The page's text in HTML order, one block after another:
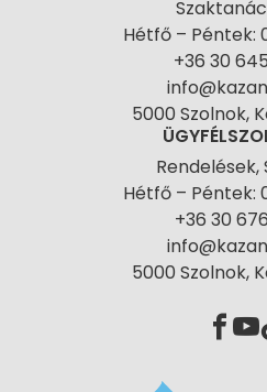
Hétfő – Péntek:
+36 30
5000 Szolnok,
Rendelések,
Hétfő – Péntek:
+36 30
5000 Szolnok,